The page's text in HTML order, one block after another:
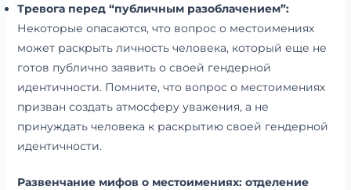
Тревога перед “публичным разоблачением”:
Некоторые опасаются, что вопрос о местоимениях
может раскрыть личность человека, который еще не
готов публично заявить о своей гендерной
идентичности. Помните, что вопрос о местоимениях
призван создать атмосферу уважения, а не
принуждать человека к раскрытию своей гендерной
идентичности.
Развенчание мифов о местоимениях: отделение